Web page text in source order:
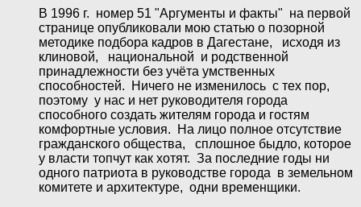
В 1996 г. номер 51 "Аргументы и факты" на первой
странице опубликовали мою статью о позорной
методике подбора кадров в Дагестане, исходя из
клиновой, национальной и родственной
принадлежности без учёта умственных
способностей. Ничего не изменилось с тех пор,
поэтому у нас и нет руководителя города
способного создать жителям города и гостям
комфортные условия. На лицо полное отсутствие
гражданского общества, сплошное быдло, которое
у власти топчут как хотят. За последние годы ни
одного патриота в руководстве города в земельном
комитете и архитектуре, одни временщики.